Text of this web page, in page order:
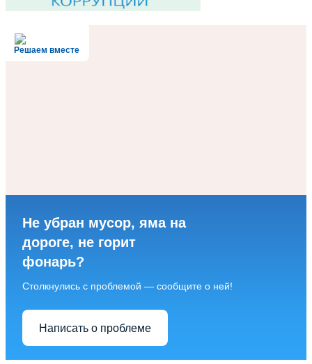
Решаем вместе
Не убран мусор, яма на
дороге, не горит
фонарь?
Столкнулись с проблемой — сообщите о ней!
Написать о проблеме